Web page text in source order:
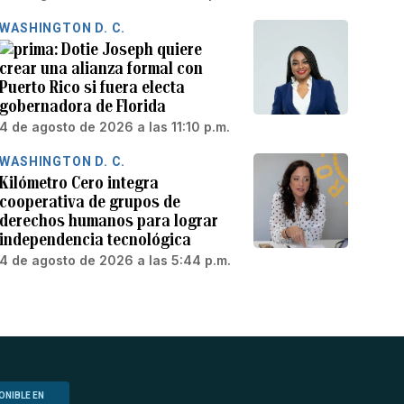
WASHINGTON D. C.
Dotie Joseph quiere
crear una alianza formal con
Puerto Rico si fuera electa
gobernadora de Florida
4 de agosto de 2026 a las 11:10 p.m.
WASHINGTON D. C.
Kilómetro Cero integra
cooperativa de grupos de
derechos humanos para lograr
independencia tecnológica
4 de agosto de 2026 a las 5:44 p.m.
EN